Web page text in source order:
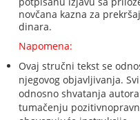
novčana kazna za
dinara.
Napomena:
Ovaj stručni tekst se
njegovog objavljivanja.
odnosno shvatanja
tumačenju